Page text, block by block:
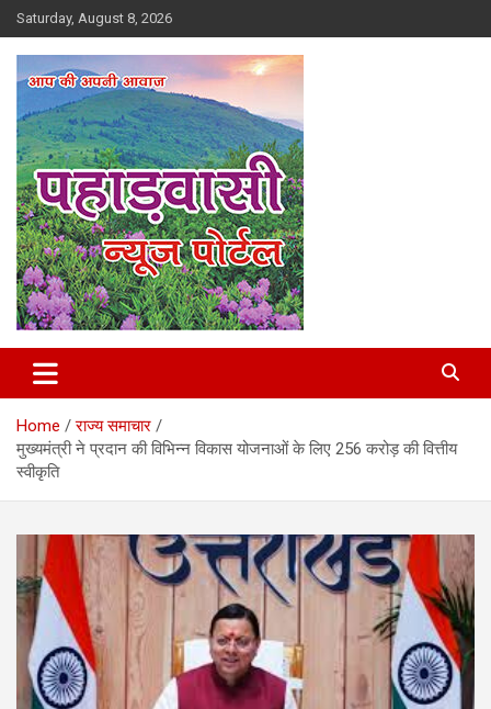
Skip
to
content
Saturday, August 8, 2026
Pahadvasi
Home
राज्य समाचार
मुख्यमंत्री ने प्रदान की विभिन्न विकास योजनाओं के लिए 256 करोड़ की वित्तीय
स्वीकृति